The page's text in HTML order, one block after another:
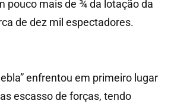
pouco mais de ¾ da lotação da
de dez mil espectadores.
enfrentou em primeiro lugar
escasso de forças, tendo